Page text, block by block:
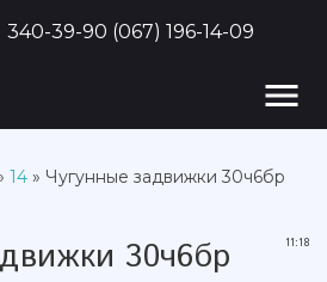
340-39-90 (067) 196-14-09
menu
14 » Чугунные задвижки 30ч6бр
11:18
30ч6бр